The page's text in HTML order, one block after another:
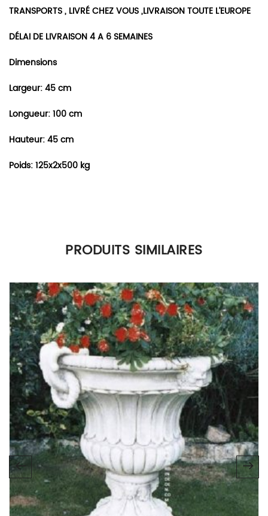
TRANSPORTS , LIVRÉ CHEZ VOUS ,LIVRAISON TOUTE L’EUROPE
DÉLAI DE LIVRAISON 4 A 6 SEMAINES
Dimensions
Largeur: 45 cm
Longueur: 100 cm
Hauteur: 45 cm
Poids: 125x2x500 kg
possibilité de laisser un avis.
PRODUITS SIMILAIRES